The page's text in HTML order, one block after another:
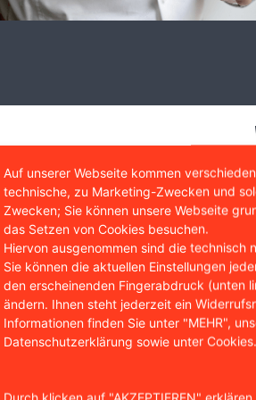
legte
Auf unserer Webseite kommen
technische, zu Marketing-Zwecken und
Zwecken; Sie können unsere Webseite
das Setzen von Cookies besuchen.
Hiervon ausgenommen sind die technisch
Sie können die aktuellen Einstellungen
den erscheinenden Fingerabdruck (unten
ändern. Ihnen steht jederzeit ein
Informationen finden Sie unter "MEHR",
Datenschutzerklärung sowie unter Cookies.